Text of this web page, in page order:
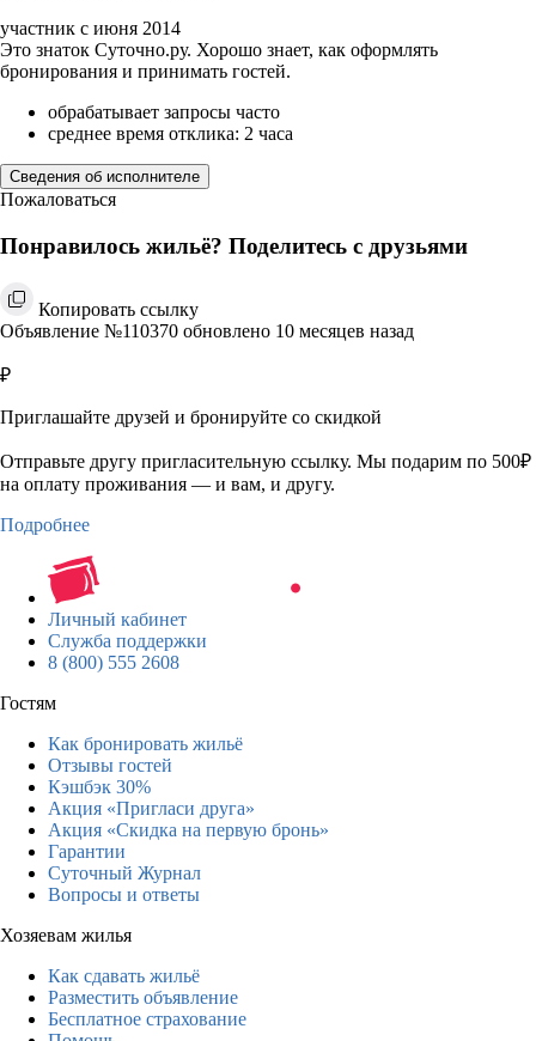
участник с июня 2014
Это знаток Суточно.ру. Хорошо знает, как оформлять
бронирования и принимать гостей.
обрабатывает запросы часто
среднее время отклика: 2 часа
Сведения об исполнителе
Пожаловаться
Понравилось жильё? Поделитесь с друзьями
Копировать ссылку
Объявление №110370 обновлено 10 месяцев назад
₽
Приглашайте друзей и бронируйте со скидкой
Отправьте другу пригласительную ссылку. Мы подарим по 500₽
на оплату проживания — и вам, и другу.
Подробнее
Личный кабинет
Служба поддержки
8 (800) 555 2608
Гостям
Как бронировать жильё
Отзывы гостей
Кэшбэк 30%
Акция «Пригласи друга»
Акция «Скидка на первую бронь»
Гарантии
Суточный Журнал
Вопросы и ответы
Хозяевам жилья
Как сдавать жильё
Разместить объявление
Бесплатное страхование